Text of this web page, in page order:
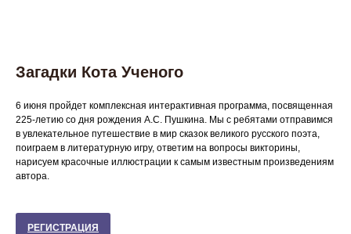
Загадки Кота Ученого
6 июня пройдет комплексная интерактивная программа, посвященная
225-летию со дня рождения А.С. Пушкина. Мы с ребятами отправимся
в увлекательное путешествие в мир сказок великого русского поэта,
поиграем в литературную игру, ответим на вопросы викторины,
нарисуем красочные иллюстрации к самым известным произведениям
автора.
РЕГИСТРАЦИЯ